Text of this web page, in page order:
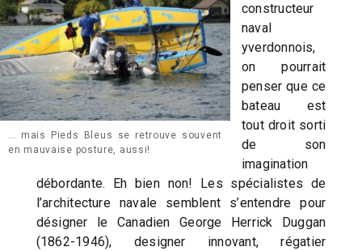
… mais Pieds Bleus se retrouve souvent
en mauvaise posture, aussi!
constructeur
naval
yverdonnois,
on pourrait
penser que ce
bateau est
tout droit sorti
de son
imagination
débordante. Eh bien non! Les spécialistes de
l’architecture navale semblent s’entendre pour
désigner le Canadien George Herrick Duggan
(1862-1946), designer innovant, régatier